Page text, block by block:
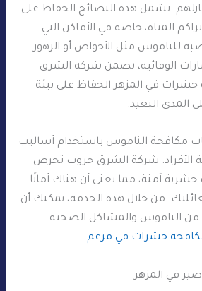
تشمل هذه النصائح الحفاظ على
المياه، خاصة في الأماكن التي
للناموس مثل الأحواض أو الزهور.
الوقائية، تضمن شركة الشرق
في المزهر الحفاظ على بيئة
المدى البعيد.
مكافحة الناموس باستخدام أساليب
الأفراد. شركة الشرق جروب تحرص
آمنة، مما يعني أن هناك أمانًا
من خلال هذه الخدمة، يمكنك أن
من الناموس والمشاكل الصحية
حشرات في مرغم
في المزهر